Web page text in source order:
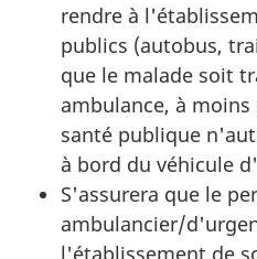
rendre à
publics (autobus,
que le malade soit
ambulance, à
santé publique
à bord du véhicule
S'assurera que le
ambulancier/
l'établissement de